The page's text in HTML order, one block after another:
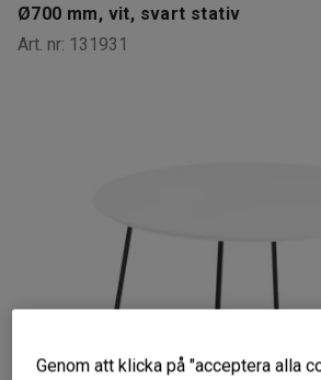
Ø700 mm, vit, svart stativ
Art. nr: 131931
Genom att klicka på "acceptera alla